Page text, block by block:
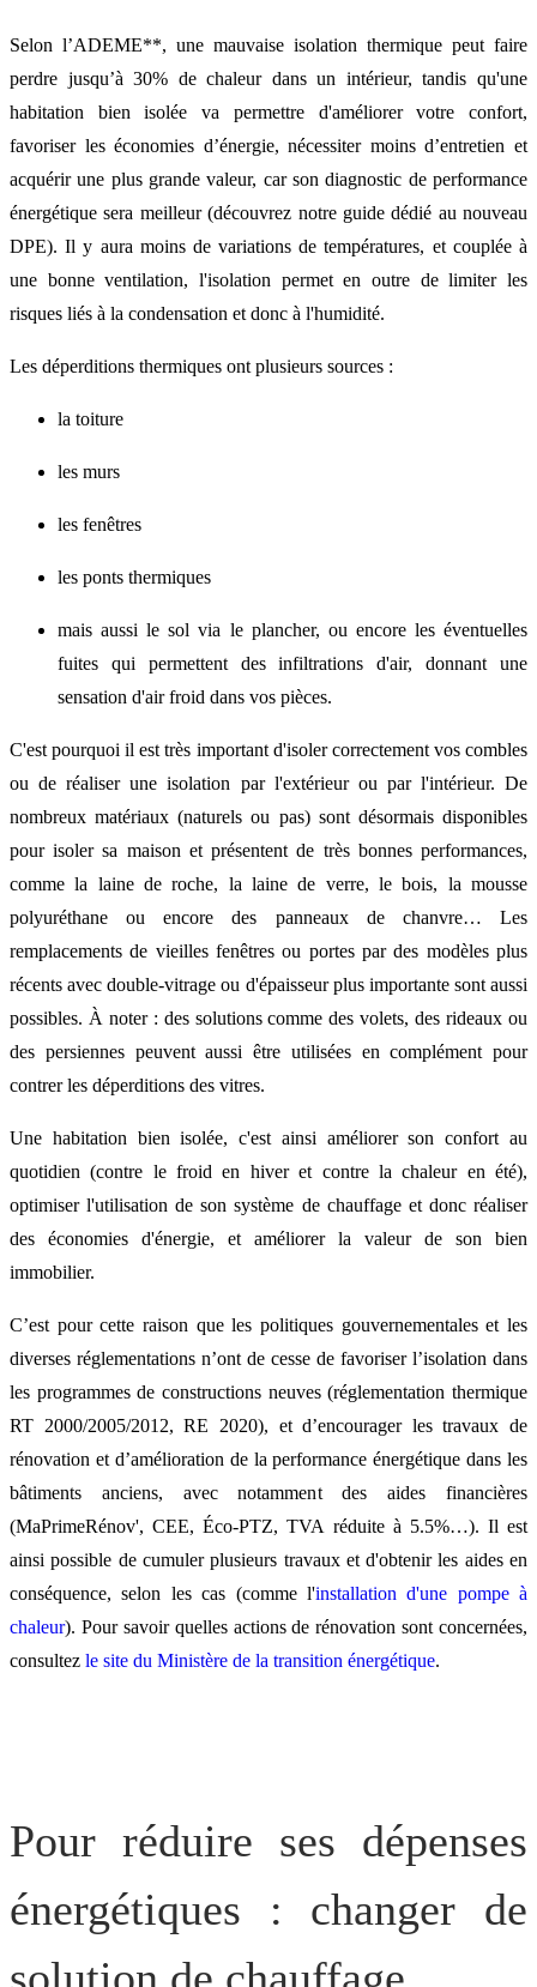
Selon l’ADEME**, une mauvaise isolation thermique peut faire
perdre jusqu’à 30% de chaleur dans un intérieur, tandis qu'une
habitation bien isolée va permettre d'améliorer votre confort,
favoriser les économies d’énergie, nécessiter moins d’entretien et
acquérir une plus grande valeur, car son diagnostic de performance
énergétique sera meilleur (découvrez notre guide dédié au nouveau
DPE). Il y aura moins de variations de températures, et couplée à
une bonne ventilation, l'isolation permet en outre de limiter les
risques liés à la condensation et donc à l'humidité.
Les déperditions thermiques ont plusieurs sources :
la toiture
les murs
les fenêtres
les ponts thermiques
mais aussi le sol via le plancher, ou encore les éventuelles
fuites qui permettent des infiltrations d'air, donnant une
sensation d'air froid dans vos pièces.
C'est pourquoi il est très important d'isoler correctement vos combles
ou de réaliser une isolation par l'extérieur ou par l'intérieur. De
nombreux matériaux (naturels ou pas) sont désormais disponibles
pour isoler sa maison et présentent de très bonnes performances,
comme la laine de roche, la laine de verre, le bois, la mousse
polyuréthane ou encore des panneaux de chanvre… Les
remplacements de vieilles fenêtres ou portes par des modèles plus
récents avec double-vitrage ou d'épaisseur plus importante sont aussi
possibles. À noter : des solutions comme des volets, des rideaux ou
des persiennes peuvent aussi être utilisées en complément pour
contrer les déperditions des vitres.
Une habitation bien isolée, c'est ainsi améliorer son confort au
quotidien (contre le froid en hiver et contre la chaleur en été),
optimiser l'utilisation de son système de chauffage et donc réaliser
des économies d'énergie, et améliorer la valeur de son bien
immobilier.
C’est pour cette raison que les politiques gouvernementales et les
diverses réglementations n’ont de cesse de favoriser l’isolation dans
les programmes de constructions neuves (réglementation thermique
RT 2000/2005/2012, RE 2020), et d’encourager les travaux de
rénovation et d’amélioration de la performance énergétique dans les
bâtiments anciens, avec notamment des aides financières
(MaPrimeRénov', CEE, Éco-PTZ, TVA réduite à 5.5%…). Il est
ainsi possible de cumuler plusieurs travaux et d'obtenir les aides en
conséquence, selon les cas (comme l'installation d'une pompe à
chaleur). Pour savoir quelles actions de rénovation sont concernées,
consultez le site du Ministère de la transition énergétique.
Pour réduire ses dépenses
énergétiques : changer de